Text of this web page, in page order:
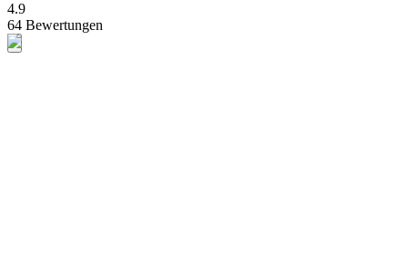
4.9
64 Bewertungen